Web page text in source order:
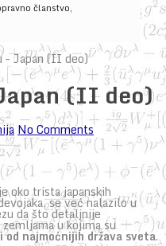
članstvo,
– Japan (II deo)
(II deo)
No Comments
oko trista japanskih
se već nalazilo u
da što detaljnije
u kojima su
od najmoćnijih država sveta.